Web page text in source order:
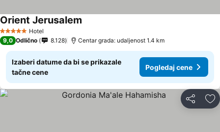
5 ZvezdiceHotel
Orient Jerusalem
9,0 Odlično 8.128 Centar grada: udaljenost 1.4 km
Izaberi datume da bi se prikazale
tačne cene
Pogledaj cene
Deli